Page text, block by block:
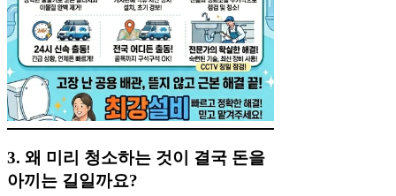
3. 왜 미리 청소하는 것이 결국 돈을
아끼는 길일까요?